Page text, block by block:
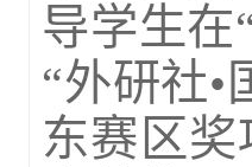
导学生在
“外研社
东赛区